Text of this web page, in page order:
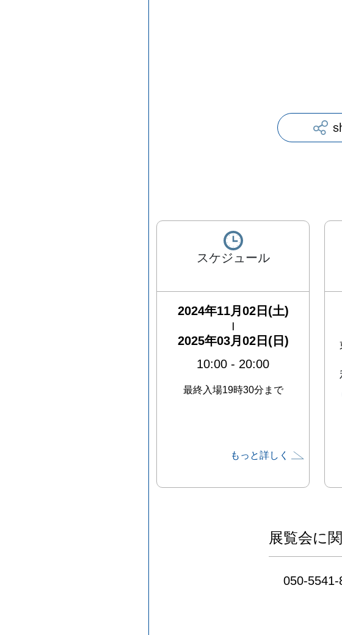
スケジュール
2024年11月02日(土)
2025年03月02日(日)
10:00 - 20:00
最終入場19時30分まで
もっと詳しく
展覧会に
050-5541-